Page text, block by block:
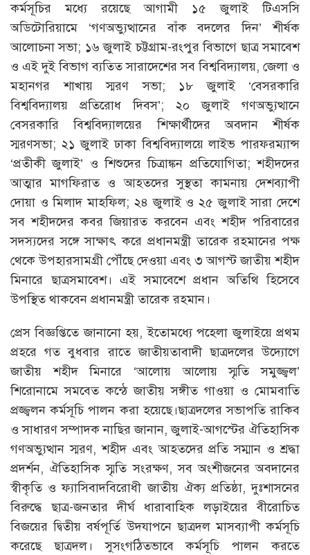
কর্মসূচির মধ্যে রয়েছে আগামী ১৫ জুলাই টিএসসি
অডিটোরিয়ামে ‘গণঅভ্যুত্থানের বাঁক বদলের দিন’ শীর্ষক
আলোচনা সভা; ১৬ জুলাই চট্টগ্রাম-রংপুর বিভাগে ছাত্র সমাবেশ
ও এই দুই বিভাগ ব্যতিত সারাদেশের সব বিশ্ববিদ্যালয়, জেলা ও
মহানগর শাখায় স্মরণ সভা; ১৮ জুলাই ‘বেসরকারি
বিশ্ববিদ্যালয় প্রতিরোধ দিবস’; ২০ জুলাই গণঅভ্যুত্থানে
বেসরকারি বিশ্ববিদ্যালয়ের শিক্ষার্থীদের অবদান শীর্ষক
স্মরণসভা; ২১ জুলাই ঢাকা বিশ্ববিদ্যালয়ে লাইভ পারফরম্যান্স
‘প্রতীকী জুলাই’ ও শিশুদের চিত্রাঙ্কন প্রতিযোগিতা; শহীদদের
আত্মার মাগফিরাত ও আহতদের সুস্থতা কামনায় দেশব্যাপী
দোয়া ও মিলাদ মাহফিল; ২৪ জুলাই ও ২৫ জুলাই সারা দেশে
সব শহীদদের কবর জিয়ারত করবেন এবং শহীদ পরিবারের
সদস্যদের সঙ্গে সাক্ষাৎ করে প্রধানমন্ত্রী তারেক রহমানের পক্ষ
থেকে উপহারসামগ্রী পৌঁছে দেওয়া এবং ৩ আগস্ট জাতীয় শহীদ
মিনারে ছাত্রসমাবেশ। এই সমাবেশে প্রধান অতিথি হিসেবে
উপস্থিত থাকবেন প্রধানমন্ত্রী তারেক রহমান।
প্রেস বিজ্ঞপ্তিতে জানানো হয়, ইতোমধ্যে পহেলা জুলাইয়ে প্রথম
প্রহরে গত বুধবার রাতে জাতীয়তাবাদী ছাত্রদলের উদ্যোগে
জাতীয় শহীদ মিনারে ‘আলোয় আলোয় স্মৃতি সমুজ্জ্বল’
শিরোনামে সমবেত কন্ঠে জাতীয় সঙ্গীত গাওয়া ও মোমবাতি
প্রজ্জ্বলন কর্মসূচি পালন করা হয়েছে।ছাত্রদলের সভাপতি রাকিব
ও সাধারণ সম্পাদক নাছির জানান, জুলাই-আগস্টের ঐতিহাসিক
গণঅভ্যুত্থান স্মরণ, শহীদ এবং আহতদের প্রতি সম্মান ও শ্রদ্ধা
প্রদর্শন, ঐতিহাসিক স্মৃতি সংরক্ষণ, সব অংশীজনের অবদানের
স্বীকৃতি ও ফ্যাসিবাদবিরোধী জাতীয় ঐক্য প্রতিষ্ঠা, দুঃশাসনের
বিরুদ্ধে ছাত্র-জনতার দীর্ঘ ধারাবাহিক লড়াইয়ের বীরোচিত
বিজয়ের দ্বিতীয় বর্ষপূর্তি উদযাপনে ছাত্রদল মাসব্যাপী কর্মসূচি
করেছে ছাত্রদল। সুসংগঠিতভাবে কর্মসূচি পালন করতে